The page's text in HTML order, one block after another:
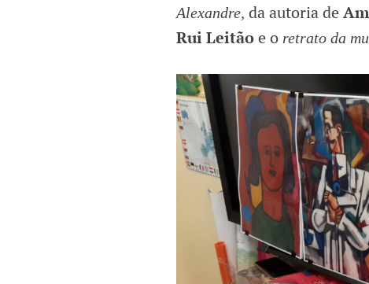
Alexandre, da autoria de
Rui Leitãoe o retrato da